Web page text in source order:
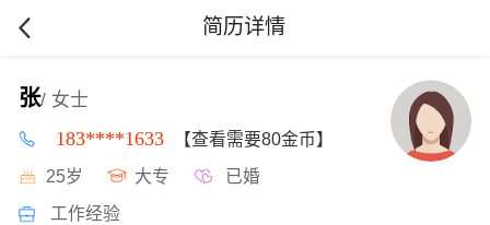
简历详情
张/ 女士
183****1633 【查看需要80金币】
25岁 大专 已婚
工作经验